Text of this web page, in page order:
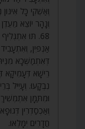
וְאַשְׁקֵי כָּל
וְנָהָר יוֹצֵא
68. תּוּ
אַנְפִּין,
דְּאִתְמַשְּׁכָא
רֵישָׁא דְּעָמִיקָא
נִבְקָעוּ. וְעָיִּיל
וּמִתַּמָּן אִתְמְשִׁיךְ
וְאַכְסַדְרִין
חֲדָרִים יִמָּלְאוּ.